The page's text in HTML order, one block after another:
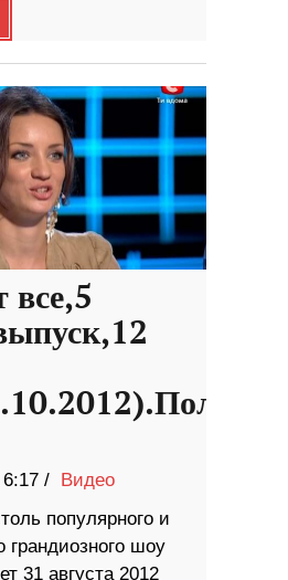
все,5
6:17 / Видео
популярного и
грандиозного шоу
31 августа 2012